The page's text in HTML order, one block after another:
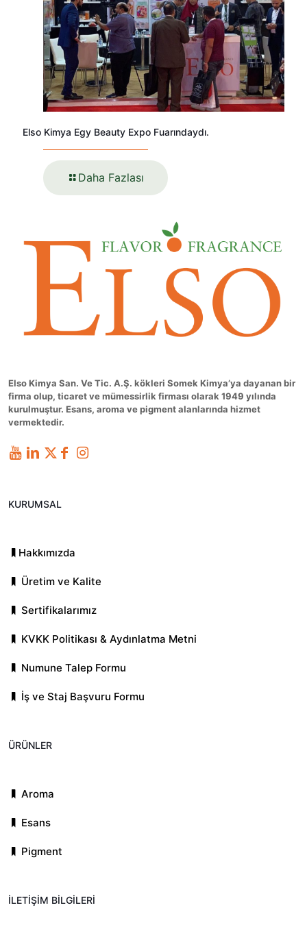
Elso Kimya Egy Beauty Expo Fuarındaydı.
Daha Fazlası
Elso Kimya San. Ve Tic. A.Ş. kökleri Somek Kimya’ya dayanan bir
firma olup, ticaret ve mümessirlik firması olarak 1949 yılında
kurulmuştur. Esans, aroma ve pigment alanlarında hizmet
vermektedir.
KURUMSAL
Hakkımızda
Üretim ve Kalite
Sertifikalarımız
KVKK Politikası & Aydınlatma Metni
Numune Talep Formu
İş ve Staj Başvuru Formu
ÜRÜNLER
Aroma
Esans
Pigment
İLETİŞİM BİLGİLERİ